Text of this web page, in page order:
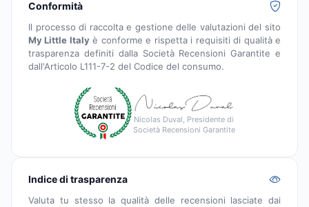
Conformità
Il processo di raccolta e gestione delle valutazioni del sito
My Little Italyè conforme e rispetta i requisiti di qualità e
trasparenza definiti dalla Società Recensioni Garantite e
dall'Articolo L111-7-2 del Codice del consumo.
Nicolas Duval, Presidente di
Società Recensioni Garantite
Indice di trasparenza
Valuta tu stesso la qualità delle recensioni lasciate dai